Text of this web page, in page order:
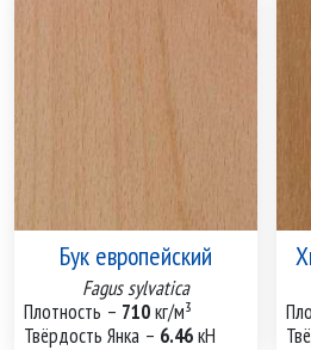
Бук европейский
Fagus sylvatica
Плотность – 710кг/м³
Твёрдость Янка – 6.46кН